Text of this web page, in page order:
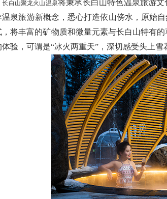
长白山聚龙火山温泉将秉承长白山特色温泉旅游文
温泉旅游新概念，悉心打造依山傍水，原始
，将丰富的矿物质和微量元素与长白山特有
体验，可谓是“冰火两重天”，深切感受头上雪